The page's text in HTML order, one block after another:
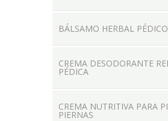
BÁLSAMO HERBAL PÉDICO
CREMA DESODORANTE
PÉDICA
CREMA NUTRITIVA PARA
PIERNAS